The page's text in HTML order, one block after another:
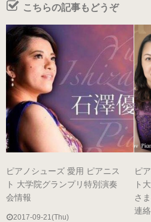
数量限定商品（22.0～25.0cm）
3WAY (ブロンズ・本革)
数量限定商品（22.0～25.0cm）
3WAY (ワイン・本革)
数量限定商品（22.0～25.0cm）
数量限定商品（22.0～25.0cm）
ゴールド
こちらの記事もどうぞ
ピアノシューズ 愛用 ピアニス
ト 大学院グランプリ特別演奏
会情報
2017-09-21(Thu)
ピ
ト
さ
連絡